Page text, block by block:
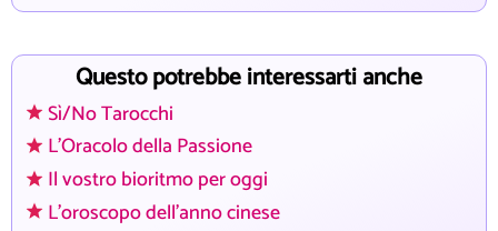
Questo potrebbe interessarti anche
Sì/No Tarocchi
L'Oracolo della Passione
Il vostro bioritmo per oggi
L'oroscopo dell'anno cinese